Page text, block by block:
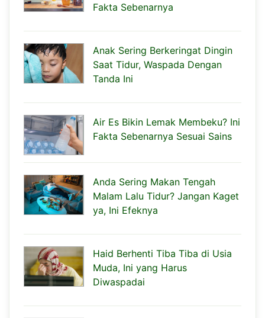
Fakta Sebenarnya
Anak Sering Berkeringat Dingin
Saat Tidur, Waspada Dengan
Tanda Ini
Air Es Bikin Lemak Membeku? Ini
Fakta Sebenarnya Sesuai Sains
Anda Sering Makan Tengah
Malam Lalu Tidur? Jangan Kaget
ya, Ini Efeknya
Haid Berhenti Tiba Tiba di Usia
Muda, Ini yang Harus
Diwaspadai